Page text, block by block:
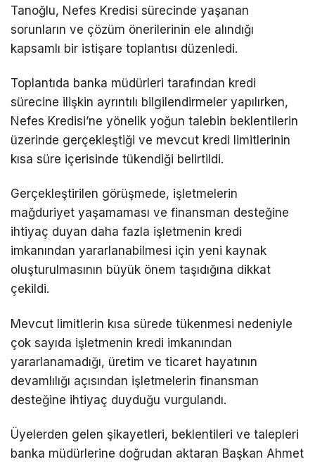
Tanoğlu, Nefes Kredisi sürecinde yaşanan
sorunların ve çözüm önerilerinin ele alındığı
kapsamlı bir istişare toplantısı düzenledi.
Toplantıda banka müdürleri tarafından kredi
sürecine ilişkin ayrıntılı bilgilendirmeler yapılırken,
Nefes Kredisi’ne yönelik yoğun talebin beklentilerin
üzerinde gerçekleştiği ve mevcut kredi limitlerinin
kısa süre içerisinde tükendiği belirtildi.
Gerçekleştirilen görüşmede, işletmelerin
mağduriyet yaşamaması ve finansman desteğine
ihtiyaç duyan daha fazla işletmenin kredi
imkanından yararlanabilmesi için yeni kaynak
oluşturulmasının büyük önem taşıdığına dikkat
çekildi.
Mevcut limitlerin kısa sürede tükenmesi nedeniyle
çok sayıda işletmenin kredi imkanından
yararlanamadığı, üretim ve ticaret hayatının
devamlılığı açısından işletmelerin finansman
desteğine ihtiyaç duyduğu vurgulandı.
Üyelerden gelen şikayetleri, beklentileri ve talepleri
banka müdürlerine doğrudan aktaran Başkan Ahmet